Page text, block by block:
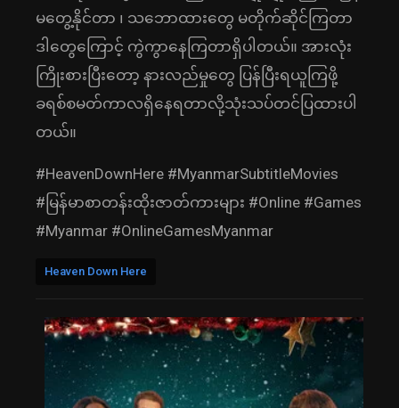
မတွေ့နိုင်တာ ၊ သဘောထားတွေ မတိုက်ဆိုင်ကြတာ
ဒါတွေကြောင့် ကွဲကွာနေကြတာရှိပါတယ်။ အားလုံး
ကြိုးစားပြီးတော့ နားလည်မှုတွေ ပြန်ပြီးရယူကြဖို့
ခရစ်စမတ်ကာလရှိနေရတာလို့သုံးသပ်တင်ပြထားပါ
တယ်။
#HeavenDownHere #MyanmarSubtitleMovies
#မြန်မာစာတန်းထိုးဇာတ်ကားများ #Online #Games
#Myanmar #OnlineGamesMyanmar
Heaven Down Here